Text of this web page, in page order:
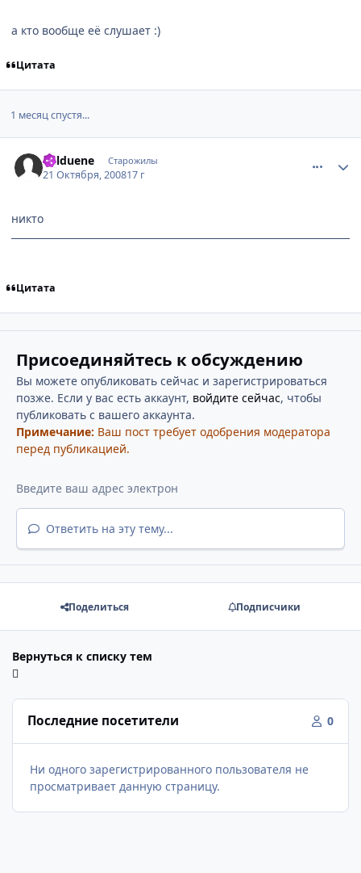
а кто вообще её слушает :)
Цитата
1 месяц спустя...
balduene Старожилы
21 Октября, 200817 г
никто
Цитата
Присоединяйтесь к обсуждению
Вы можете опубликовать сейчас и зарегистрироваться
позже. Если у вас есть аккаунт, войдите сейчас, чтобы
публиковать с вашего аккаунта.
Примечание: Ваш пост требует одобрения модератора
перед публикацией.
Ответить на эту тему...
Поделиться Подписчики
Вернуться к списку тем
Последние посетители 0
Ни одного зарегистрированного пользователя не
просматривает данную страницу.